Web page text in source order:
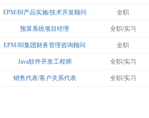
EPM/BI产品实施/技术开发顾问 全职
预算系统项目经理 全职/实习
EPM/BI集团财务管理咨询顾问 全职
Java软件开发工程师 全职/实习
销售代表/客户关系代表 全职/实习